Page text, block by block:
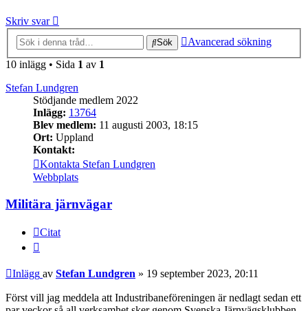
Skriv svar
Sök
Avancerad sökning
10 inlägg • Sida 1 av 1
Stefan Lundgren
Stödjande medlem 2022
Inlägg: 13764
Blev medlem: 11 augusti 2003, 18:15
Ort: Uppland
Kontakt:
Kontakta Stefan Lundgren
Webbplats
Militära järnvägar
Citat
Inlägg av Stefan Lundgren » 19 september 2023, 20:11
Först vill jag meddela att Industribaneföreningen är nedlagt sedan ett